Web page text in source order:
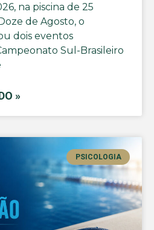
na piscina de 25
de Agosto, o
dois eventos
Sul-Brasileiro
»
PSICOLOGIA